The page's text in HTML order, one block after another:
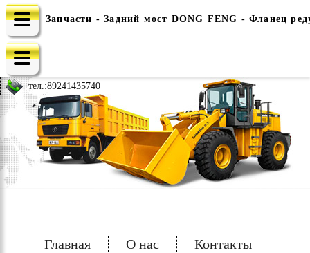
e-mail: china-spec@inbox.ru
тел.:89241435740
Главная О нас Контакты
Запчасти - Задний мост DONG FENG - Фланец